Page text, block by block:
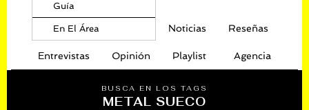
Guía
En El Área Noticias Reseñas
Entrevistas Opinión Playlist Agencia
BUSCA EN LOS TAGS
METAL SUECO